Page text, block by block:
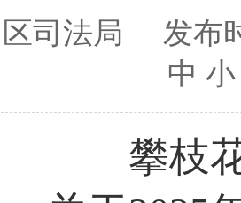
区司法局 发布
中 小
攀枝